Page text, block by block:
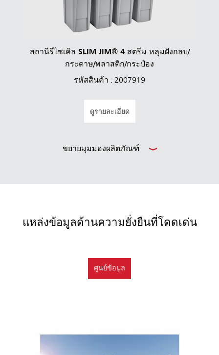
สถานีรีไซเคิล SLIM JIM® 4 สตรีม หลุมฝังกลบ/
กระดาษ/พลาสติก/กระป๋อง
รหัสสินค้า : 2007919
ดูรายละเอียด
ขยายมุมมองผลิตภัณฑ์
แหล่งข้อมูลด้านความยั่งยืนที่โดดเด่น
ศูนย์ข้อมูล